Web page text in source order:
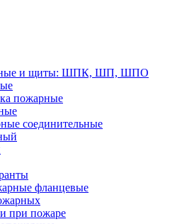
и щиты: ШПК, ШП, ШПО
пожарные
соединительные
фланцевые
при пожаре